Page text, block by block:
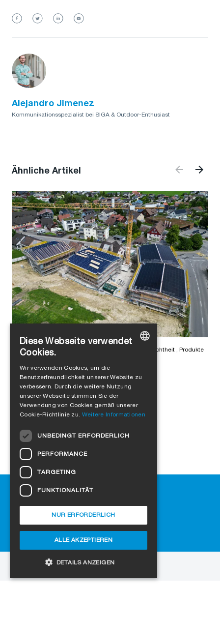
Alejandro Jimenez
Kommunikationsspezialist bei SIGA & Outdoor-Enthusiast
Ähnliche Artikel
Lara PichlerinLuftdichtheit Winddichtheit , Produkte
Meisterwerk
Hilfe
SIGA-Fachhändler finden
Häufig gestellte Fragen
Cookie-Einstellungen
ENGLISH
FRENCH
DANISH
LATVIAN
LITHUANIAN
Diese Webseite verwendet
Cookies.
Wir verwenden Cookies, um die
Benutzerfreundlichkeit unserer Website zu
verbessern. Durch die weitere Nutzung
unserer Webseite stimmen Sie der
Verwendung von Cookies gemäß unserer
Cookie-Richtlinie zu. Weitere Informationen
UNBEDINGT ERFORDERLICH
PERFORMANCE
TARGETING
FUNKTIONALITÄT
ALLE AKZEPTIEREN
NUR ERFORDERLICH
DETAILS ANZEIGEN